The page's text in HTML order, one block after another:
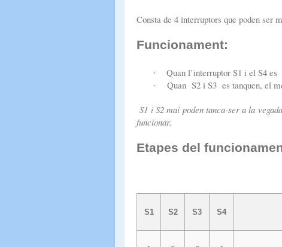
Consta de 4 interruptors que poden ser
Funcionament:
· Quan l’interruptor S1 i el S4
· Quan S2 i S3 es tanquen, el
S1 i S2 mai poden tanca-ser a la
funcionar.
Etapes del
S1 S2 S3 S4